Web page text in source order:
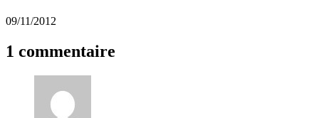
09/11/2012
1 commentaire